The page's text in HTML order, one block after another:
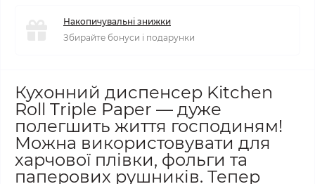
Накопичувальні знижки
Збирайте бонуси і подарунки
Кухонний диспенсер Kitchen
Roll Triple Paper — дуже
полегшить життя господиням!
Можна використовувати для
харчової плівки, фольги та
паперових рушників. Тепер